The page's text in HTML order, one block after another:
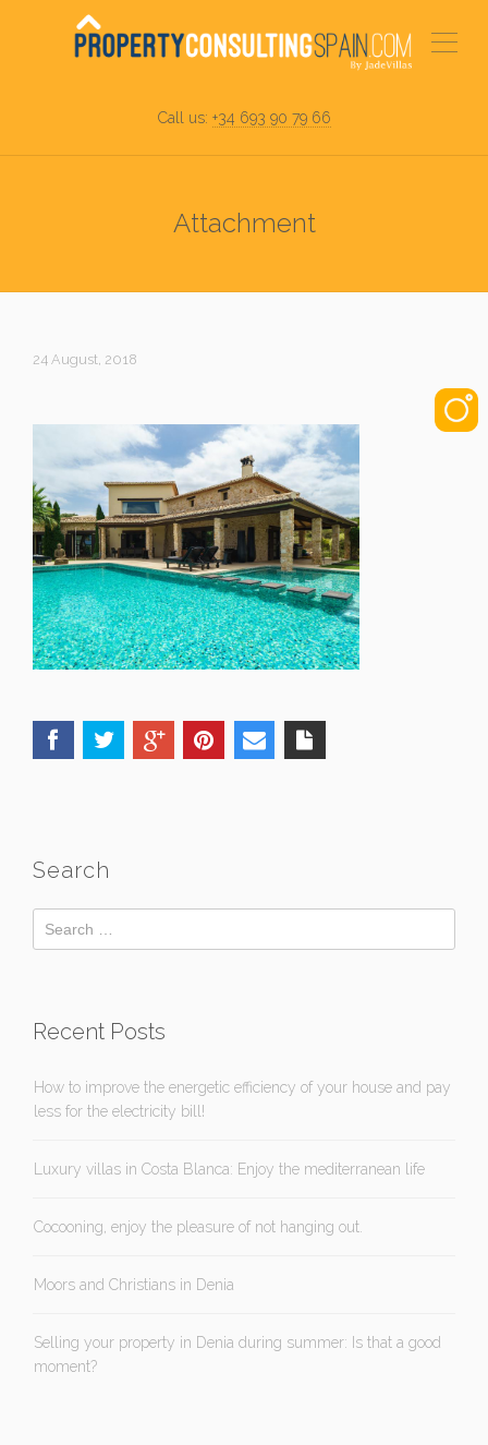
Call us: +34 693 90 79 66
Attachment
24 August, 2018
Search
Recent Posts
How to improve the energetic efficiency of your house and pay
less for the electricity bill!
Luxury villas in Costa Blanca: Enjoy the mediterranean life
Cocooning, enjoy the pleasure of not hanging out.
Moors and Christians in Denia
Selling your property in Denia during summer: Is that a good
moment?